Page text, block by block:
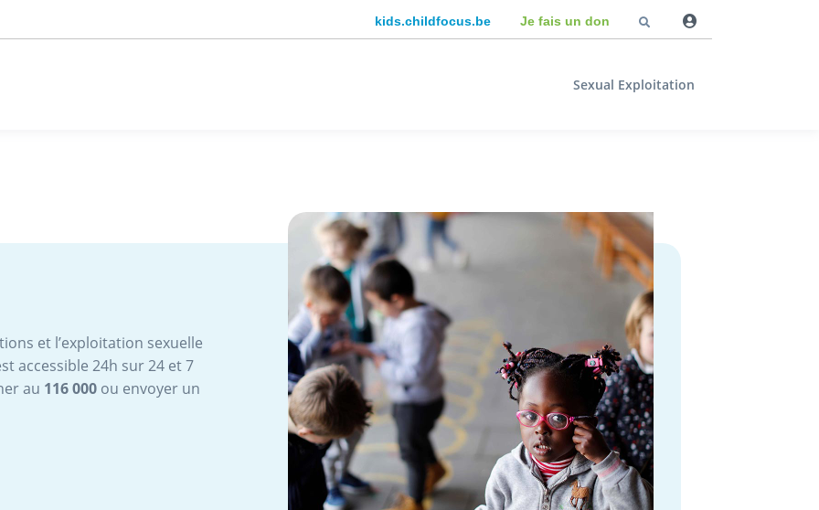
kids.childfocus.be Je fais un don
Sexual Exploitation
et l’exploitation sexuelle
accessible 24h sur 24 et 7
au 116 000 ou envoyer un